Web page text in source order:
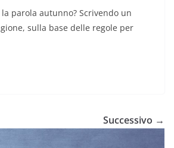
parola autunno? Scrivendo un
sulla base delle regole per
Successivo →